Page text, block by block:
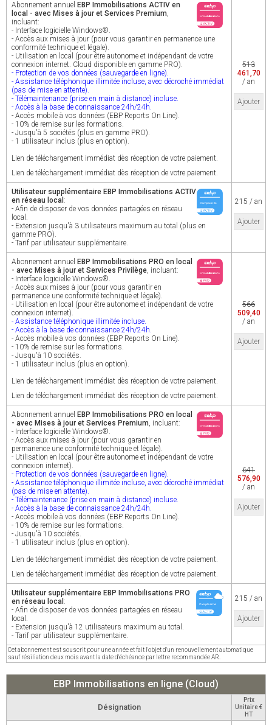
Abonnement annuel EBP Immobilisations ACTIV en
local - avec Mises à jour et Services Premium,
incluant:
- Interface logicielle Windows®.
- Accès aux mises à jour (pour vous garantir en permanence une
conformité technique et légale).
- Utilisation en local (pour être autonome et indépendant de votre
connexion internet. Cloud disponible en gamme PRO).
- Protection de vos données (sauvegarde en ligne).
- Assistance téléphonique illimitée incluse, avec décroché immédiat
(pas de mise en attente).
- Télémaintenance (prise en main à distance) incluse.
- Accès à la base de connaissance 24h/24h.
- Accès mobile à vos données (EBP Reports On Line).
- 10% de remise sur les formations.
- Jusqu'à 5 sociétés (plus en gamme PRO).
- 1 utilisateur inclus (plus en option).
Lien de téléchargement immédiat dès réception de votre paiement.
Lien de téléchargement immédiat dès réception de votre paiement.
513
461,70
/ an
Ajouter
Utilisateur supplémentaire EBP Immobilisations ACTIV
en réseau local :
- Afin de disposer de vos données partagées en réseau
local.
- Extension jusqu'à 3 utilisateurs maximum au total (plus en
gamme PRO).
- Tarif par utilisateur supplémentaire.
215 / an
Ajouter
Abonnement annuel EBP Immobilisations PRO en local
- avec Mises à jour et Services Privilège, incluant:
- Interface logicielle Windows®.
- Accès aux mises à jour (pour vous garantir en
permanence une conformité technique et légale).
- Utilisation en local (pour être autonome et indépendant de votre
connexion internet).
- Assistance téléphonique illimitée incluse.
- Accès à la base de connaissance 24h/24h.
- Accès mobile à vos données (EBP Reports On Line).
- 10% de remise sur les formations.
- Jusqu'à 10 sociétés.
- 1 utilisateur inclus (plus en option).
Lien de téléchargement immédiat dès réception de votre paiement.
Lien de téléchargement immédiat dès réception de votre paiement.
566
509,40
/ an
Ajouter
Abonnement annuel EBP Immobilisations PRO en local
- avec Mises à jour et Services Premium, incluant:
- Interface logicielle Windows®.
- Accès aux mises à jour (pour vous garantir en
permanence une conformité technique et légale).
- Utilisation en local (pour être autonome et indépendant de votre
connexion internet).
- Protection de vos données (sauvegarde en ligne).
- Assistance téléphonique illimitée incluse, avec décroché immédiat
(pas de mise en attente).
- Télémaintenance (prise en main à distance) incluse.
- Accès à la base de connaissance 24h/24h.
- Accès mobile à vos données (EBP Reports On Line).
- 10% de remise sur les formations.
- Jusqu'à 10 sociétés.
- 1 utilisateur inclus (plus en option).
Lien de téléchargement immédiat dès réception de votre paiement.
Lien de téléchargement immédiat dès réception de votre paiement.
641
576,90
/ an
Ajouter
Utilisateur supplémentaire EBP Immobilisations PRO
en réseau local :
- Afin de disposer de vos données partagées en réseau
local.
- Extension jusqu'à 12 utilisateurs maximum au total.
- Tarif par utilisateur supplémentaire.
215 / an
Ajouter
Cet abonnement est souscrit pour une année et fait l'objet d'un renouvellement automatique
sauf résiliation deux mois avant la date d'échéance par lettre recommandée AR.
EBP Immobilisations en ligne (Cloud)
Désignation
Prix
Unitaire €
HT